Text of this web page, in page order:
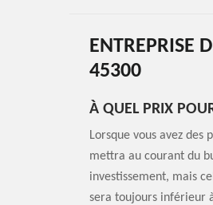
ENTREPRISE
45300
À QUEL PRIX
Lorsque vous avez
mettra au courant du
investissement, mais
sera toujours inférieur